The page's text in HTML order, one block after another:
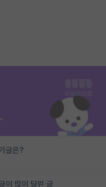
글은?
이 많이 달린 글